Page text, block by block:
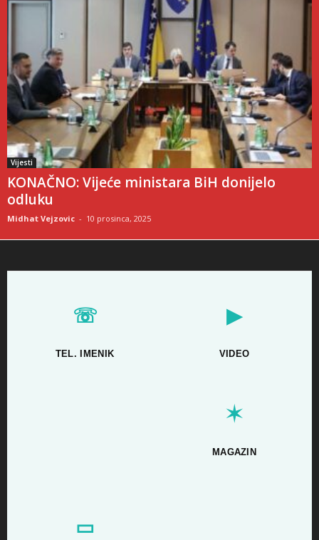
Vijesti
KONAČNO: Vijeće ministara BiH donijelo
odluku
Midhat Vejzovic - 10 prosinca, 2025
☏
TEL. IMENIK
▶
VIDEO
✶
MAGAZIN
▭